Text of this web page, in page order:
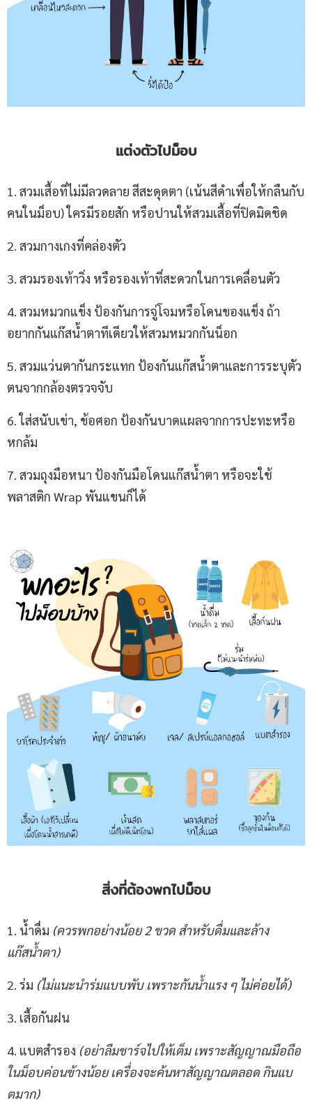
แต่งตัวไปม็อบ
1. สวมเสื้อที่ไม่มีลวดลาย สีสะดุดตา (เน้นสีดำเพื่อให้กลืนกับ
คนในม็อบ) ใครมีรอยสัก หรือปานให้สวมเสื้อที่ปิดมิดชิด
2. สวมกางเกงที่คล่องตัว
3. สวมรองเท้าวิ่ง หรือรองเท้าที่สะดวกในการเคลื่อนตัว
4. สวมหมวกแข็ง ป้องกันการจู่โจมหรือโดนของแข็ง ถ้า
อยากกันแก๊สน้ำตาทีเดียวให้สวมหมวกกันน็อก
5. สวมแว่นตากันกระแทก ป้องกันแก๊สน้ำตาและการระบุตัว
ตนจากกล้องตรวจจับ
6. ใส่สนับเข่า, ข้อศอก ป้องกันบาดแผลจากการปะทะหรือ
หกล้ม
7. สวมถุงมือหนา ป้องกันมือโดนแก๊สน้ำตา หรือจะใช้
พลาสติก Wrap พันแขนก็ได้
สิ่งที่ต้องพกไปม็อบ
1. น้ำดื่ม (ควรพกอย่างน้อย2 ขวด สำหรับดื่มและล้าง
แก๊สน้ำตา)
2. ร่ม (ไม่แนะนำร่มแบบพับ เพราะกันน้ำแรง ๆ ไม่ค่อยได้)
3. เสื้อกันฝน
4. แบตสำรอง (อย่าลืมชาร์จไปให้เต็ม เพราะสัญญาณมือถือ
ในม็อบค่อนข้างน้อย เครื่องจะค้นหาสัญญาณตลอด กินแบ
ตมาก)